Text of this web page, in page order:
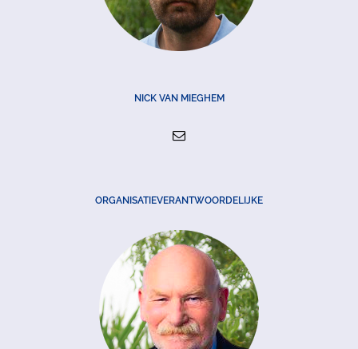
NICK VAN MIEGHEM
ORGANISATIEVERANTWOORDELIJKE